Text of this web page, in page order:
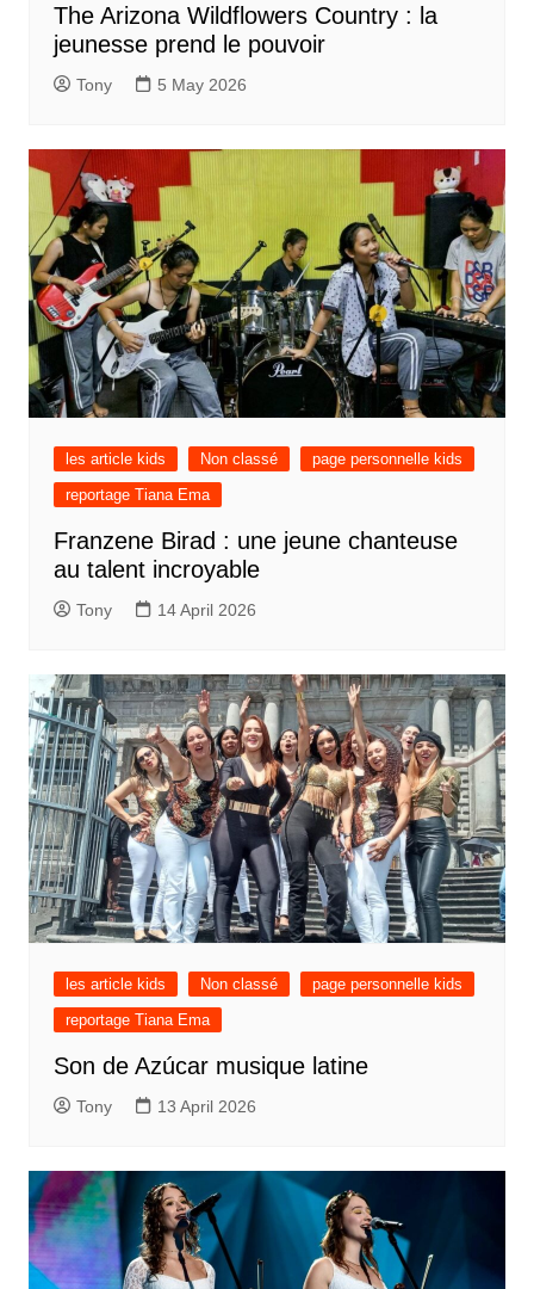
The Arizona Wildflowers Country : la
jeunesse prend le pouvoir
Tony 5 May 2026
les article kids Non classé
page personnelle kids
reportage Tiana Ema
Franzene Birad : une jeune chanteuse
au talent incroyable
Tony 14 April 2026
les article kids Non classé
page personnelle kids
reportage Tiana Ema
Son de Azúcar musique latine
Tony 13 April 2026